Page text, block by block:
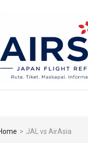
PUSAT
&
> JAL vs AirAsia